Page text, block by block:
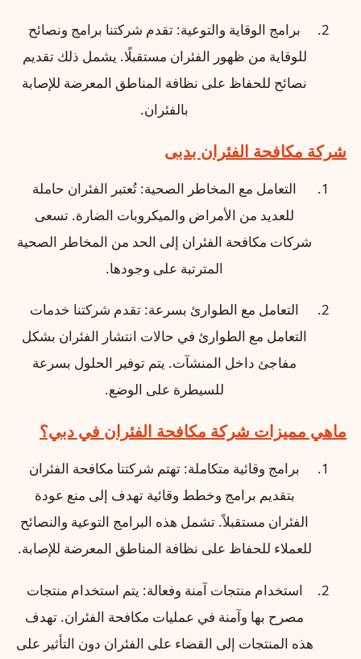
برامج الوقاية والتوعية: تقدم شركتنا برامج ونصائح
للوقاية من ظهور الفئران مستقبلًا. يشمل ذلك تقديم
نصائح للحفاظ على نظافة المناطق المعرضة للإصابة
بالفئران.
شركة مكافحة الفئران بدبى
التعامل مع المخاطر الصحية: تُعتبر الفئران حاملة
للعديد من الأمراض والميكروبات الضارة. تسعى
شركات مكافحة الفئران إلى الحد من المخاطر الصحية
المترتبة على وجودها.
التعامل مع الطوارئ بسرعة: تقدم شركتنا خدمات
التعامل مع الطوارئ في حالات انتشار الفئران بشكل
مفاجئ داخل المنشآت. يتم توفير الحلول بسرعة
للسيطرة على الوضع.
ماهي مميزات شركة مكافحة الفئران في دبي؟
برامج وقائية متكاملة: تهتم شركتنا مكافحة الفئران
بتقديم برامج وخطط وقائية تهدف إلى منع عودة
الفئران مستقبلاً. تشمل هذه البرامج التوعية والنصائح
للعملاء للحفاظ على نظافة المناطق المعرضة للإصابة.
استخدام منتجات آمنة وفعالة: يتم استخدام منتجات
مصرح بها وآمنة في عمليات مكافحة الفئران. تهدف
هذه المنتجات إلى القضاء على الفئران دون التأثير على